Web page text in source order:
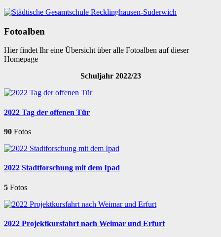
Fotoalben
Hier findet Ihr eine Übersicht über alle Fotoalben auf dieser
Homepage
Schuljahr 2022/23
2022 Tag der offenen Tür
90 Fotos
2022 Stadtforschung mit dem Ipad
5 Fotos
2022 Projektkursfahrt nach Weimar und Erfurt